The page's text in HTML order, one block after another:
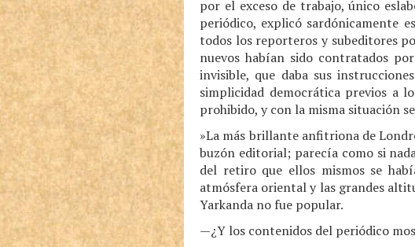
por el exceso de trabajo, único
periódico, explicó sardónicamente
todos los reporteros y subeditores
nuevos habían sido contratados
invisible, que daba sus
simplicidad democrática previos a
prohibido, y con la misma situación
»La más brillante anfitriona de
buzón editorial; parecía como si
del retiro que ellos mismos se
atmósfera oriental y las grandes
Yarkanda no fue popular.
—¿Y los contenidos del periódico